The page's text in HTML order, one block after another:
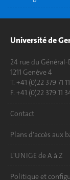
Université de
24 rue du
1211 Genève 4
T. +41 (0)22 379 71 11
F. +41 (0)22 379 11
Contact
Plans d'accès aux
L'UNIGE de A à Z
Politique et